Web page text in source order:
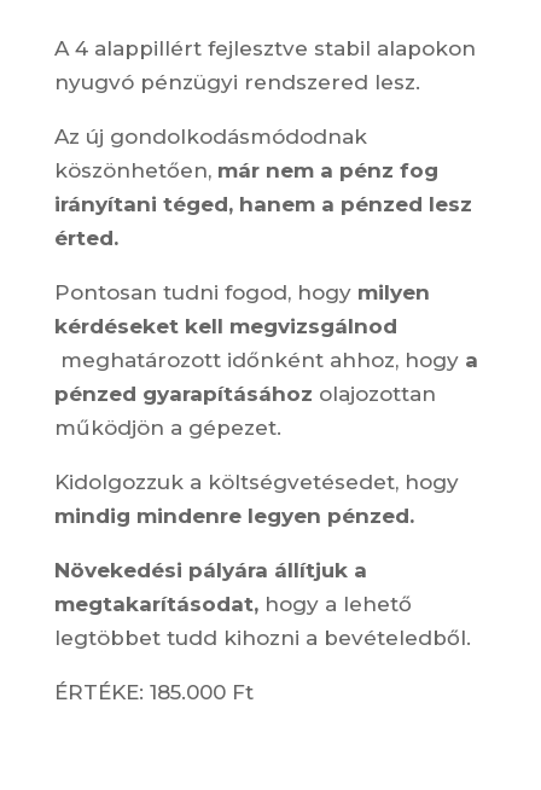
A 4 alappillért fejlesztve stabil alapokon
nyugvó pénzügyi rendszered lesz.
Az új gondolkodásmódodnak
köszönhetően, már nem a pénz fog
irányítani téged, hanem a pénzed lesz
érted.
Pontosan tudni fogod, hogy milyen
kérdéseket kell megvizsgálnod
meghatározott időnként ahhoz, hogy a
pénzed gyarapításához olajozottan
működjön a gépezet.
Kidolgozzuk a költségvetésedet, hogy
mindig mindenre legyen pénzed.
Növekedési pályára állítjuk a
megtakarításodat,hogy a lehető
legtöbbet tudd kihozni a bevételedből.
ÉRTÉKE: 185.000 Ft